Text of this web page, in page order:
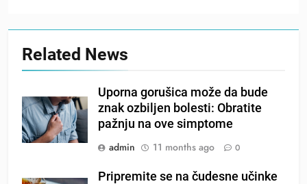
Related News
Uporna gorušica može da bude
znak ozbiljen bolesti: Obratite
pažnju na ove simptome
admin
11 months ago 0
Pripremite se na čudesne učinke